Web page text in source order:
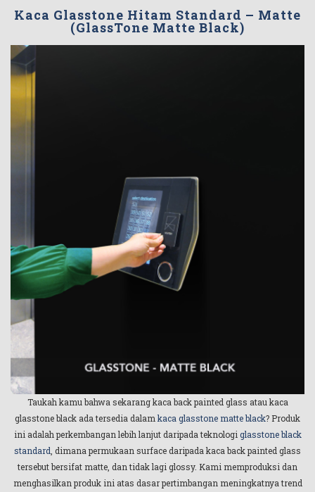
Kaca Glasstone Hitam Standard – Matte
(GlassTone Matte Black)
Taukah kamu bahwa sekarang kaca back painted glass atau kaca
glasstone black ada tersedia dalam kaca glasstone matte black? Produk
ini adalah perkembangan lebih lanjut daripada teknologi glasstone black
standard , dimana permukaan surface daripada kaca back painted glass
tersebut bersifat matte, dan tidak lagi glossy. Kami memproduksi dan
menghasilkan produk ini atas dasar pertimbangan meningkatnya trend